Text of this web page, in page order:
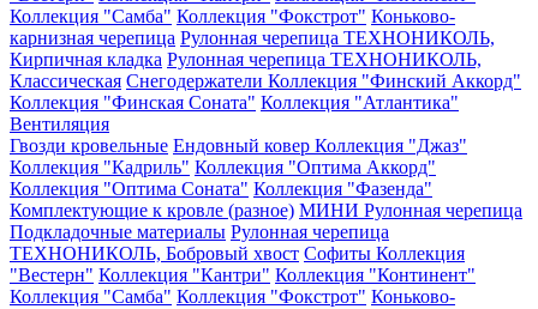
Коллекция "Самба" Коллекция "Фокстрот" Коньково-
карнизная черепица Рулонная черепица ТЕХНОНИКОЛЬ,
Кирпичная кладка Рулонная черепица ТЕХНОНИКОЛЬ,
Классическая Снегодержатели Коллекция "Финский Аккорд"
Коллекция "Финская Соната" Коллекция "Атлантика"
Вентиляция
Гвозди кровельные Ендовный ковер Коллекция "Джаз"
Коллекция "Кадриль" Коллекция "Оптима Аккорд"
Коллекция "Оптима Соната" Коллекция "Фазенда"
Комплектующие к кровле (разное) МИНИ Рулонная черепица
Подкладочные материалы Рулонная черепица
ТЕХНОНИКОЛЬ, Бобровый хвост Софиты Коллекция
"Вестерн" Коллекция "Кантри" Коллекция "Континент"
Коллекция "Самба" Коллекция "Фокстрот" Коньково-